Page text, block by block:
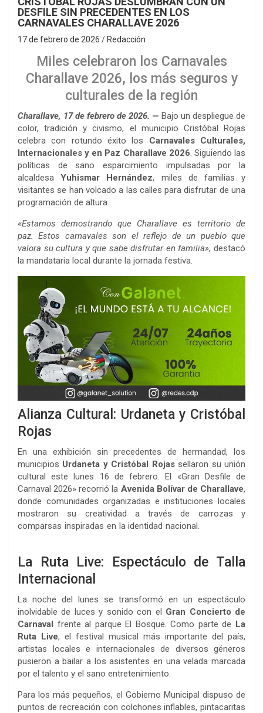
DESFILE SIN PRECEDENTES EN LOS
CARNAVALES CHARALLAVE 2026
17 de febrero de 2026 Redacción
Miles celebraron los Carnavales
Charallave 2026, los más seguros y
culturales de la región
Charallave, 17 de febrero de 2026. — Bajo un despliegue de
color, tradición y civismo, el municipio Cristóbal Rojas
celebra con rotundo éxito los Carnavales Culturales,
Internacionales y en Paz Charallave 2026 . Siguiendo las
políticas de sano esparcimiento impulsadas por la
alcaldesaYuhismar Hernández, miles de familias y
visitantes se han volcado a las calles para disfrutar de una
programación de altura.
«Estamos demostrando que Charallave es territorio de
paz. Estos carnavales son el reflejo de un pueblo que
valora su cultura y que sabe disfrutar en familia», destacó
la mandataria local durante la jornada festiva.
Alianza Cultural: Urdaneta y Cristóbal
Rojas
En una exhibición sin precedentes de hermandad, los
municipios Urdaneta y Cristóbal Rojassellaron su unión
cultural este lunes 16 de febrero. El «Gran Desfile de
Carnaval 2026» recorrió la Avenida Bolívar de Charallave,
donde comunidades organizadas e instituciones locales
mostraron su creatividad a través de carrozas y
comparsas inspiradas en la identidad nacional.
La Ruta Live: Espectáculo de Talla
Internacional
La noche del lunes se transformó en un espectáculo
inolvidable de luces y sonido con el Gran Concierto de
Carnaval frente al parque El Bosque. Como parte de La
Ruta Live, el festival musical más importante del país,
artistas locales e internacionales de diversos géneros
pusieron a bailar a los asistentes en una velada marcada
por el talento y el sano entretenimiento.
Para los más pequeños, el Gobierno Municipal dispuso de
puntos de recreación con colchones inflables, pintacaritas